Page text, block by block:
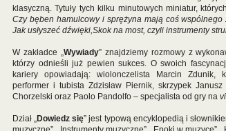
klasyczną. Tytuły tych kilku minutowych miniatur,
Czy bęben hamulcowy i sprężyna mają coś wspólnego
Jak usłyszeć dźwięki,Skok na most, czyli instrumenty
W zakładce „Wywiady” znajdziemy rozmowy z
którzy odnieśli już pewien sukces. O swoich
kariery opowiadają: wiolonczelista Marcin Zdunik,
performer i tubista Zdzisław Piernik, skrzypek
Chorzelski oraz Paolo Pandolfo – specjalista od gry na
Dział „Dowiedz się” jest typową encyklopedią i